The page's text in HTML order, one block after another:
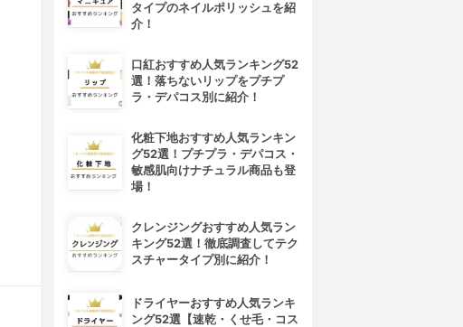
タイプのネイルポリッシュを紹
介！
口紅おすすめ人気ランキング52
選！落ちないリップをプチプ
ラ・デパコス別に紹介！
化粧下地おすすめ人気ランキン
グ52選！プチプラ・デパコス・
敏感肌向けナチュラル商品も登
場！
クレンジングおすすめ人気ラン
キング52選！徹底調査してテク
スチャータイプ別に紹介！
ドライヤーおすすめ人気ランキ
ング52選【速乾・くせ毛・コス